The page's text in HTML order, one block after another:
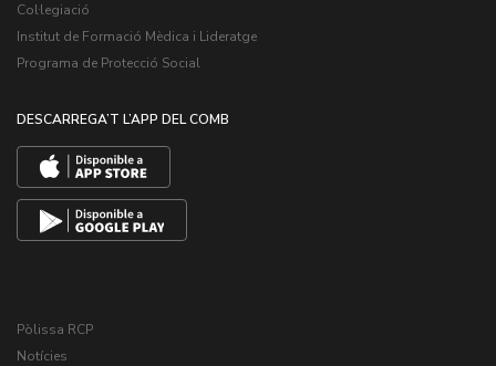
Col·legiació
Institut de Formació Mèdica i Lideratge
Programa de Protecció Social
DESCARREGA’T L’APP DEL COMB
Pòlissa RCP
Notícies